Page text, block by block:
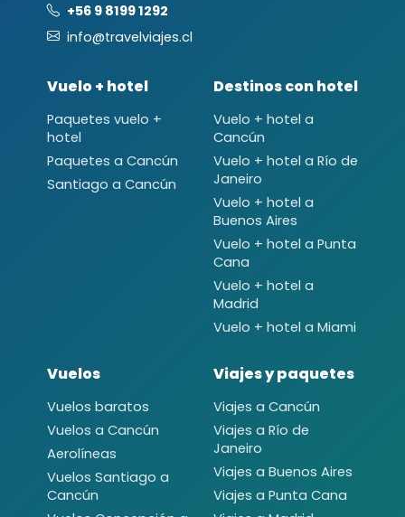
+56 9 8199 1292
info@travelviajes.cl
Vuelo + hotel
Paquetes vuelo +
hotel
Paquetes a Cancún
Santiago a Cancún
Destinos con hotel
Vuelo + hotel a
Cancún
Vuelo + hotel a Río de
Janeiro
Vuelo + hotel a
Buenos Aires
Vuelo + hotel a Punta
Cana
Vuelo + hotel a
Madrid
Vuelo + hotel a Miami
Vuelos
Vuelos baratos
Vuelos a Cancún
Aerolíneas
Vuelos Santiago a
Cancún
Viajes y paquetes
Viajes a Cancún
Viajes a Río de
Janeiro
Viajes a Buenos Aires
Viajes a Punta Cana